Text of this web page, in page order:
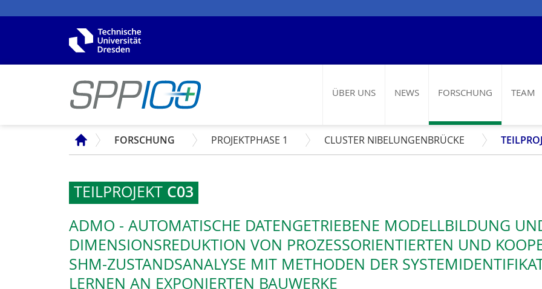
ÜBER UNS NEWS FORSCHUNG TEAM
SPP FORSCHUNG PROJEKTPHASE 1 CLUSTER NIBELUNGENBRÜCKE
TEILPROJEKT C03
ADMO - AUTOMATISCHE DATENGETRIEBENE MODELLBILDUNG
DIMENSIONSREDUKTION VON PROZESSORIENTIERTEN UND
SHM-ZUSTANDSANALYSE MIT METHODEN DER
LERNEN AN EXPONIERTEN BAUWERKE